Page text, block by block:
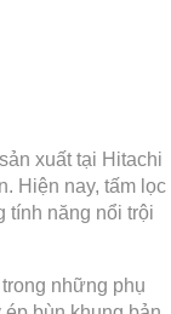
xuất tại Hitachi
Hiện nay, tấm lọc
tính năng nổi trội
những phụ